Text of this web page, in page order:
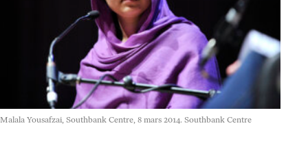
Malala Yousafzai, Southbank Centre, 8 mars 2014. Southbank Centre